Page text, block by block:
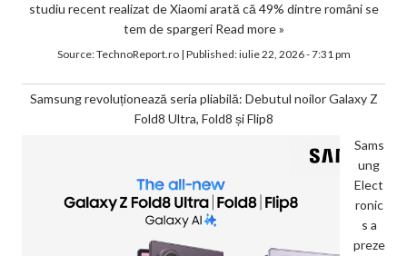
studiu recent realizat de Xiaomi arată că 49% dintre români se
tem de spargeri Read more »
Source:TechnoReport.ro| Published:iulie 22, 2026 - 7:31 pm
Samsung revoluționează seria pliabilă: Debutul noilor Galaxy Z
Fold8 Ultra, Fold8 și Flip8
Sams
ung
Elect
ronic
s a
preze